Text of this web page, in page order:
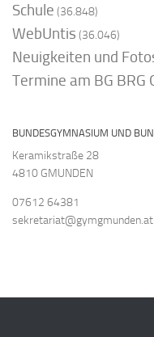
Schule (36.848)
WebUntis (36.046)
Neuigkeiten und
Termine am BG BRG
BUNDESGYMNASIUM UND
Keramikstraße 28
4810 GMUNDEN
07612 64381
sekretariat@gymgmunden.at